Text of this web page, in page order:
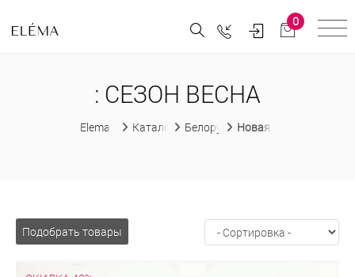
0
: СЕЗОН ВЕСНА
Elema Каталог Белорусская женская одежда
Новая коллекция
Подобрать товары